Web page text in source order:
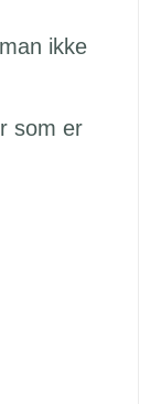
ikke
som er